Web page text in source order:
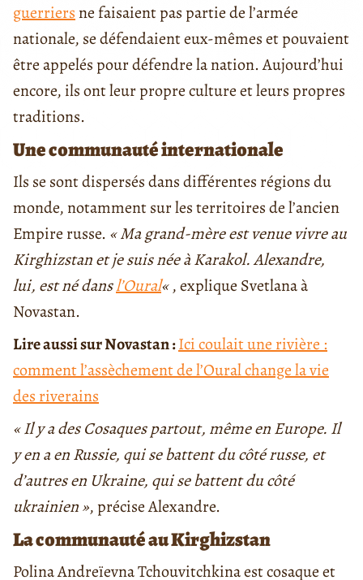
guerriersne faisaient pas partie de l’armée
nationale, se défendaient eux-mêmes et pouvaient
être appelés pour défendre la nation. Aujourd’hui
encore, ils ont leur propre culture et leurs propres
traditions.
Une communauté internationale
Ils se sont dispersés dans différentes régions du
monde, notamment sur les territoires de l’ancien
Empire russe. « Ma grand-mère est venue vivre au
Kirghizstan et je suis née à Karakol. Alexandre,
lui, est né dansl’Oural«, explique Svetlana à
Novastan.
Lire aussi sur Novastan :Ici coulait une rivière :
comment l’assèchement de l’Oural change la vie
des riverains
« Il y a des Cosaques partout, même en Europe. Il
y en a en Russie, qui se battent du côté russe, et
d’autres en Ukraine, qui se battent du côté
ukrainien », précise Alexandre.
La communauté au Kirghizstan
Polina Andreïevna Tchouvitchkina est cosaque et